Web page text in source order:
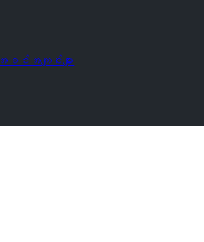
အခင်းအကျင်းများ